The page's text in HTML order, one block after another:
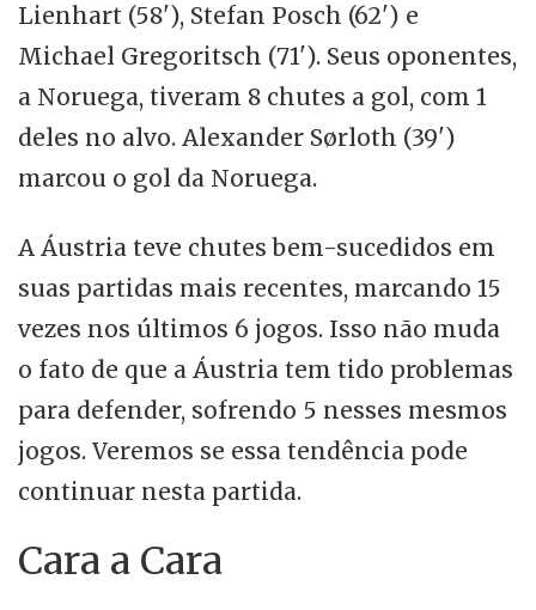
Lienhart (58'), Stefan Posch (62') e
Michael Gregoritsch (71'). Seus oponentes,
a Noruega, tiveram 8 chutes a gol, com 1
deles no alvo. Alexander Sørloth (39')
marcou o gol da Noruega.
A Áustria teve chutes bem-sucedidos em
suas partidas mais recentes, marcando 15
vezes nos últimos 6 jogos. Isso não muda
o fato de que a Áustria tem tido problemas
para defender, sofrendo 5 nesses mesmos
jogos. Veremos se essa tendência pode
continuar nesta partida.
Cara a Cara